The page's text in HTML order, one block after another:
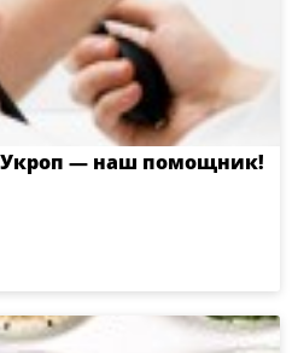
Укроп — наш помощник!